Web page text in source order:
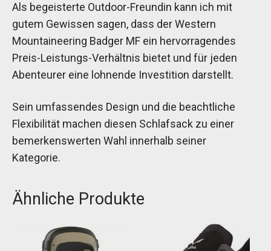
Als begeisterte Outdoor-Freundin kann ich mit
gutem Gewissen sagen, dass der Western
Mountaineering Badger MF ein hervorragendes
Preis-Leistungs-Verhältnis bietet und für jeden
Abenteurer eine lohnende Investition darstellt.
Sein umfassendes Design und die beachtliche
Flexibilität machen diesen Schlafsack zu einer
bemerkenswerten Wahl innerhalb seiner
Kategorie.
Ähnliche Produkte